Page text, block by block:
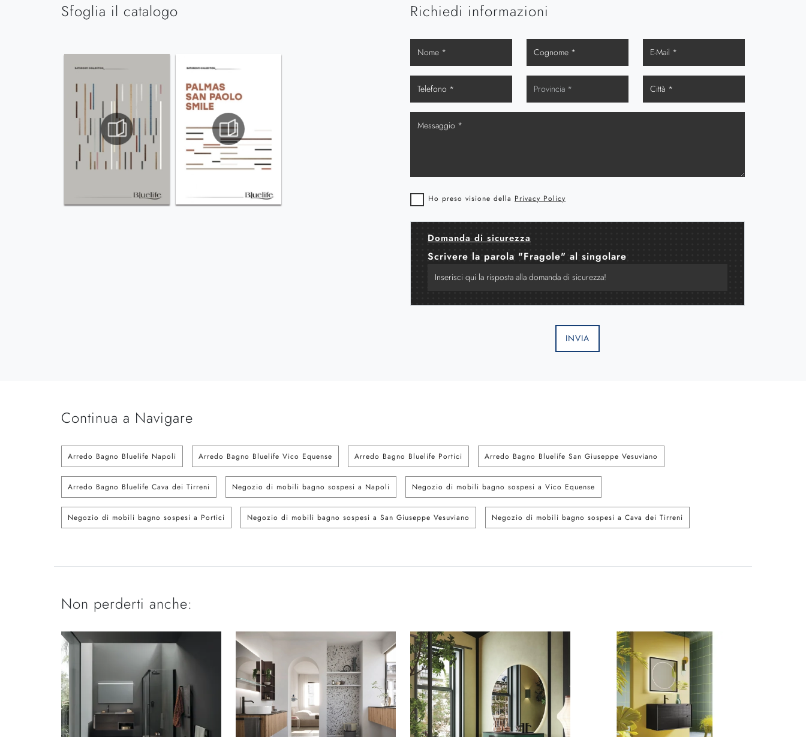
Sfoglia il catalogo Richiedi informazioni
Ho preso visione della Privacy Policy
Domanda di sicurezza
Scrivere la parola "Fragole" al singolare
INVIA
Continua a Navigare
Arredo Bagno Bluelife Napoli Arredo Bagno Bluelife Vico Equense Arredo Bagno Bluelife Portici Arredo Bagno Bluelife San Giuseppe Vesuviano
Arredo Bagno Bluelife Cava dei Tirreni Negozio di mobili bagno sospesi a Napoli Negozio di mobili bagno sospesi a Vico Equense
Negozio di mobili bagno sospesi a Portici Negozio di mobili bagno sospesi a San Giuseppe Vesuviano Negozio di mobili bagno sospesi a Cava dei Tirreni
Non perderti anche: